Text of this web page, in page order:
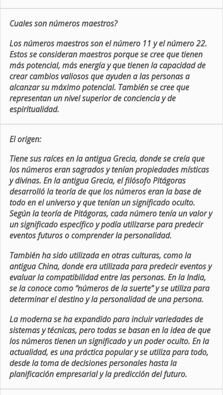
Cuales son números maestros?
Los números maestros son el número 11 y el número 22.
Estos se consideran maestros porque se cree que tienen
más potencial, más energía y que tienen la capacidad de
crear cambios valiosos que ayuden a las personas a
alcanzar su máximo potencial. También se cree que
representan un nivel superior de conciencia y de
espiritualidad.
El origen:
Tiene sus raíces en la antigua Grecia, donde se creía que
los números eran sagrados y tenían propiedades místicas
y divinas. En la antigua Grecia, el filósofo Pitágoras
desarrolló la teoría de que los números eran la base de
todo en el universo y que tenían un significado oculto.
Según la teoría de Pitágoras, cada número tenía un valor y
un significado específico y podía utilizarse para predecir
eventos futuros o comprender la personalidad.
También ha sido utilizada en otras culturas, como la
antigua China, donde era utilizada para predecir eventos y
evaluar la compatibilidad entre las personas. En la India,
se la conoce como “números de la suerte” y se utiliza para
determinar el destino y la personalidad de una persona.
La moderna se ha expandido para incluir variedades de
sistemas y técnicas, pero todas se basan en la idea de que
los números tienen un significado y un poder oculto. En la
actualidad, es una práctica popular y se utiliza para todo,
desde la toma de decisiones personales hasta la
planificación empresarial y la predicción del futuro.